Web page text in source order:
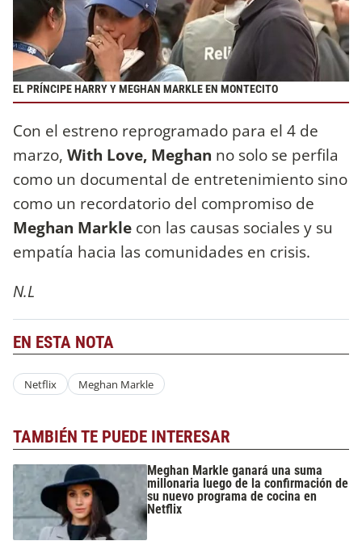
EL PRÍNCIPE HARRY Y MEGHAN MARKLE EN MONTECITO
Con el estreno reprogramado para el 4 de
marzo, With Love, Meghan no solo se perfila
como un documental de entretenimiento sino
como un recordatorio del compromiso de
Meghan Markle con las causas sociales y su
empatía hacia las comunidades en crisis.
N.L
EN ESTA NOTA
Netflix Meghan Markle
TAMBIÉN TE PUEDE INTERESAR
Meghan Markle ganará una suma
millonaria luego de la confirmación de
su nuevo programa de cocina en
Netflix